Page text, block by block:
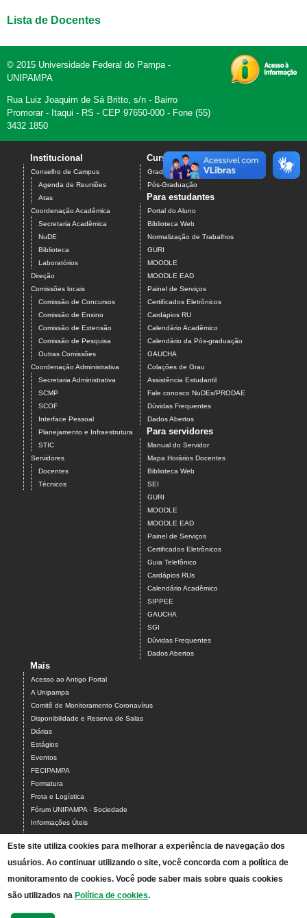
Lista de Docentes
© 2015 Universidade Federal do Pampa -
UNIPAMPA
Rua Luiz Joaquim de Sá Britto, s/n - Bairro
Promorar - Itaqui - RS - CEP 97650-000 - Fone (55)
3432 1850
Institucional
Conselho de Campus
Agenda de Reuniões
Atas
Coordenação Acadêmica
Secretaria Acadêmica
NuDE
Biblioteca
Laboratórios
Direção
Comissões locais
Comissão de Concursos
Comissão de Ensino
Comissão de Extensão
Comissão de Pesquisa
Outras Comissões
Coordenação Administrativa
Secretaria Administrativa
SCMP
SCOF
Interface Pessoal
Planejamento e Infraestrutura
STIC
Servidores
Docentes
Técnicos
Cursos
Graduação
Pós-Graduação
Contato
Para estudantes
Portal do Aluno
Biblioteca Web
Normalização de Trabalhos
GURI
MOODLE
MOODLE EAD
Painel de Serviços
Certificados Eletrônicos
Cardápios RU
Calendário Acadêmico
Calendário da Pós-graduação
GAUCHA
Colações de Grau
Assistência Estudantil
Fale conosco NuDEs/PRODAE
Dúvidas Frequentes
Dados Abertos
Para servidores
Manual do Servidor
Mapa Horários Docentes
Biblioteca Web
SEI
GURI
MOODLE
MOODLE EAD
Painel de Serviços
Certificados Eletrônicos
Guia Telefônico
Cardápios RUs
Calendário Acadêmico
SIPPEE
GAUCHA
SGI
Dúvidas Frequentes
Dados Abertos
Mais
Acesso ao Antigo Portal
A Unipampa
Comitê de Monitoramento Coronavírus
Disponibilidade e Reserva de Salas
Diárias
Estágios
Eventos
FECIPAMPA
Formatura
Frota e Logística
Fórum UNIPAMPA - Sociedade
Informações Úteis
LibrePampa
Planilha sala de vídeo conferência
Relatórios de Gestão
Relação de Atestados
Universidade Itinerante
Consulta Cotas e Impressão WEB
Este site utiliza cookies para melhorar a experiência de navegação dos
usuários. Ao continuar utilizando o site, você concorda com a política de
monitoramento de cookies. Você pode saber mais sobre quais cookies
são utilizados na Política de cookies.